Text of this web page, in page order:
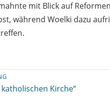
mit Blick auf
während Woelki dazu
Kirche“